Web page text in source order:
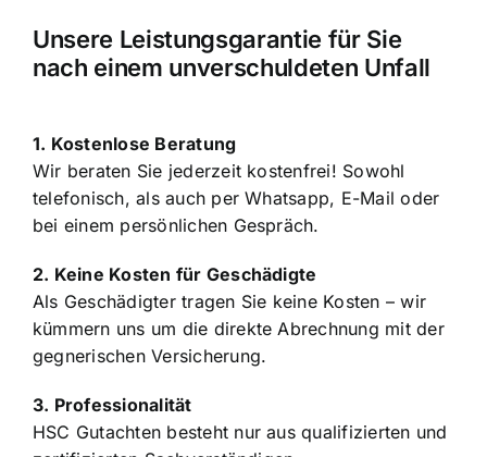
Unsere Leistungsgarantie für Sie
nach einem unverschuldeten Unfall
1. Kostenlose Beratung
Wir beraten Sie jederzeit kostenfrei! Sowohl
telefonisch, als auch per Whatsapp, E-Mail oder
bei einem persönlichen Gespräch.
2. Keine Kosten für Geschädigte
Als Geschädigter tragen Sie keine Kosten – wir
kümmern uns um die direkte Abrechnung mit der
gegnerischen Versicherung.
3. Professionalität
HSC Gutachten besteht nur aus qualifizierten und